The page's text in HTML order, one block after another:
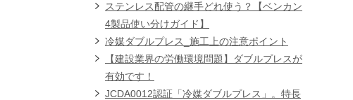
ステンレス配管の継手どれ使う？【ベンカン
4製品使い分けガイド】
冷媒ダブルプレス_施工上の注意ポイント
【建設業界の労働環境問題】ダブルプレスが
有効です！
JCDA0012認証「冷媒ダブルプレス」。特長